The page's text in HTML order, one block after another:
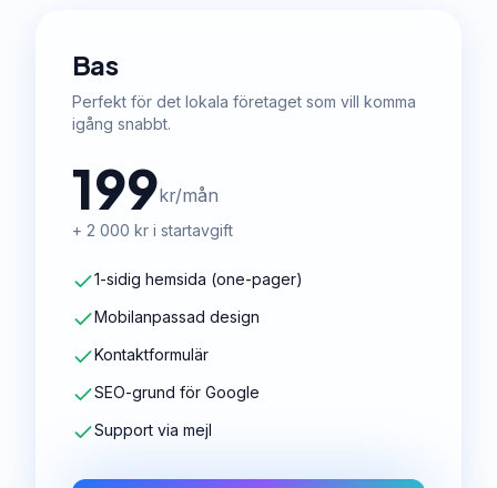
Bas
Perfekt för det lokala företaget som vill komma
igång snabbt.
199kr/mån
+ 2 000 kr i startavgift
1-sidig hemsida (one-pager)
Mobilanpassad design
Kontaktformulär
SEO-grund för Google
Support via mejl